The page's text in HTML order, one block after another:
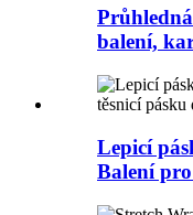
balení,
Lepicí
Balení